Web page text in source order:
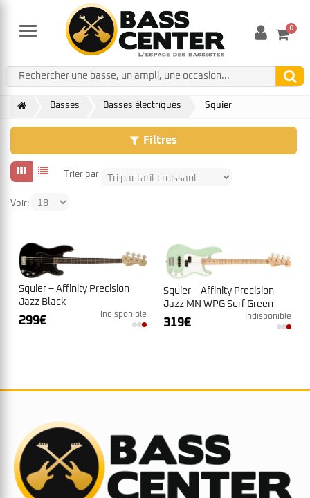
Menu 0
Basses Basses électriques Squier
Filtres
Trier par
Voir:
Squier – Affinity Precision
Jazz Black
299€ Indisponible
Squier – Affinity Precision
Jazz MN WPG Surf Green
319€ Indisponible